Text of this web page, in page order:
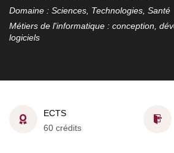
Domaine : Sciences, Technologies, Santé
Métiers de l'informatique : conception,
logiciels
ECTS
60 crédits